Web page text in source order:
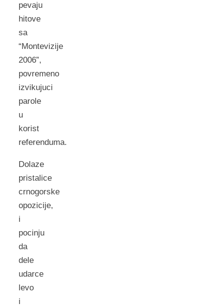
pevaju
hitove
sa
“Montevizije
2006”,
povremeno
izvikujuci
parole
u
korist
referenduma.
Dolaze
pristalice
crnogorske
opozicije,
i
pocinju
da
dele
udarce
levo
i